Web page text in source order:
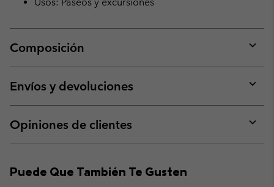
Usos: Paseos y excursiones
Composición
or
Envíos y devoluciones
or
Opiniones de clientes
or
Puede Que También Te Gusten